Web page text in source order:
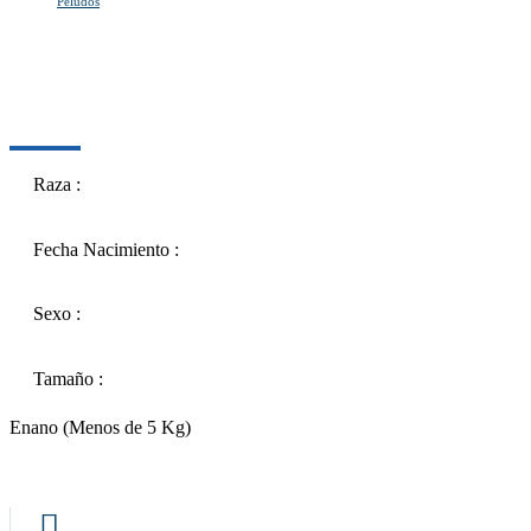
Raza :
Fecha Nacimiento :
Sexo :
Tamaño :
Enano (Menos de 5 Kg)